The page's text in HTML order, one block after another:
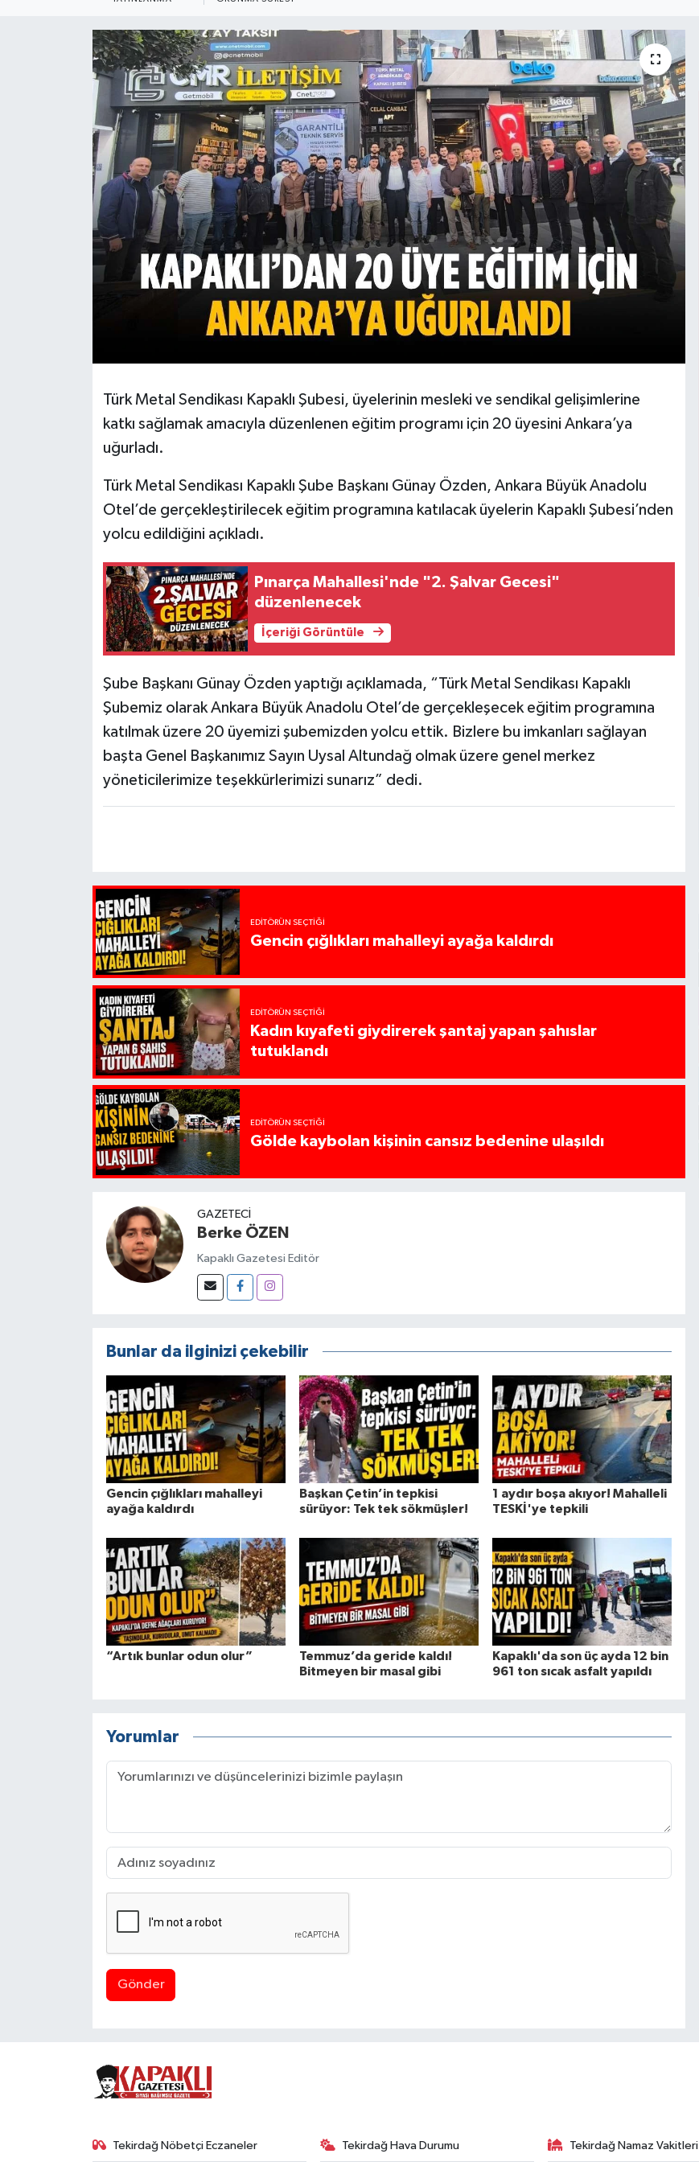
Türk Metal Sendikası Kapaklı Şubesi, üyelerinin mesleki ve sendikal gelişimlerine
katkı sağlamak amacıyla düzenlenen eğitim programı için 20 üyesini Ankara’ya
uğurladı.
Türk Metal Sendikası Kapaklı Şube Başkanı Günay Özden, Ankara Büyük Anadolu
Otel’de gerçekleştirilecek eğitim programına katılacak üyelerin Kapaklı Şubesi’nden
yolcu edildiğini açıkladı.
Pınarça Mahallesi'nde "2. Şalvar Gecesi"
düzenlenecek
İçeriği Görüntüle
Şube Başkanı Günay Özden yaptığı açıklamada, “Türk Metal Sendikası Kapaklı
Şubemiz olarak Ankara Büyük Anadolu Otel’de gerçekleşecek eğitim programına
katılmak üzere 20 üyemizi şubemizden yolcu ettik. Bizlere bu imkanları sağlayan
başta Genel Başkanımız Sayın Uysal Altundağ olmak üzere genel merkez
yöneticilerimize teşekkürlerimizi sunarız” dedi.
EDITÖRÜN SEÇTIĞI
Gencin çığlıkları mahalleyi ayağa kaldırdı
EDITÖRÜN SEÇTIĞI
Kadın kıyafeti giydirerek şantaj yapan şahıslar
tutuklandı
EDITÖRÜN SEÇTIĞI
Gölde kaybolan kişinin cansız bedenine ulaşıldı
GAZETECI
Berke ÖZEN
Kapaklı Gazetesi Editör
Bunlar da ilginizi çekebilir
Gencin çığlıkları mahalleyi
ayağa kaldırdı
Başkan Çetin’in tepkisi
sürüyor: Tek tek sökmüşler!
1 aydır boşa akıyor! Mahalleli
TESKİ'ye tepkili
“Artık bunlar odun olur”
Temmuz’da geride kaldı!
Bitmeyen bir masal gibi
Kapaklı'da son üç ayda 12 bin
961 ton sıcak asfalt yapıldı
Yorumlar
Gönder
Tekirdağ Nöbetçi Eczaneler Tekirdağ Hava Durumu Tekirdağ Namaz Vakitleri
Ekonomi
Teknoloji